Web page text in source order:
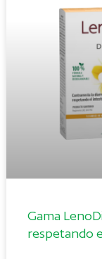
Gama
respetando